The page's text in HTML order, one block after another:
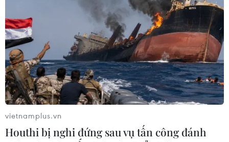
vietnamplus.vn
Houthi bị nghi đứng sau vụ tấn công đánh